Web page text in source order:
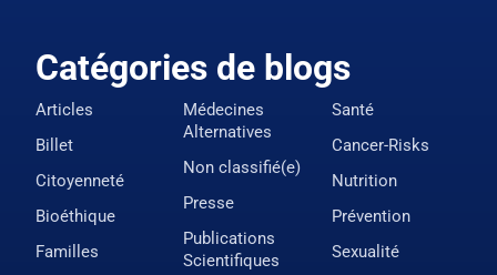
Catégories de blogs
Articles
Billet
Citoyenneté
Bioéthique
Familles
Médecines
Alternatives
Non classifié(e)
Presse
Publications
Scientifiques
Santé
Cancer-Risks
Nutrition
Prévention
Sexualité